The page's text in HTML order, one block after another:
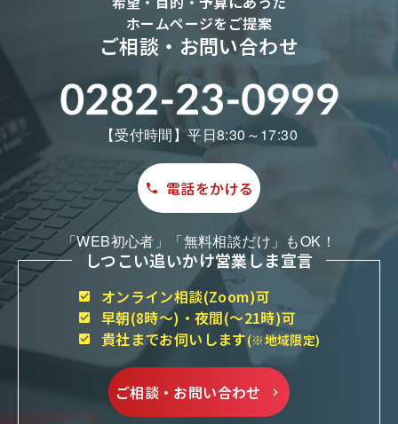
ホームページをご提案
ご相談・お問い合わせ
【受付時間】平日8:30～17:30
電話をかける
「WEB初心者」「無料相談だけ」もOK！
しつこい追いかけ営業しま宣言
オンライン相談(Zoom)可
早朝(8時～)・夜間(～21時)可
貴社までお伺いします(※地域限定)
ご相談・お問い合わせ